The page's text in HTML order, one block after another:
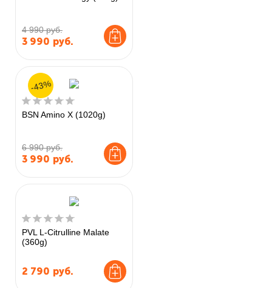
4 990 руб.
3 990 руб.
BSN Amino X (1020g)
6 990 руб.
3 990 руб.
-43%
PVL L-Citrulline Malate
(360g)
2 790 руб.